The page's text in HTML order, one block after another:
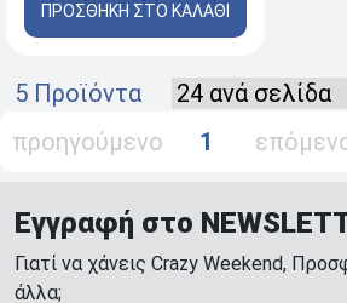
ΠΡΟΣΘΗΚΗ ΣΤΟ ΚΑΛΑΘΙ
5 Προϊόντα
προηγούμενο
1
Εγγραφή στο
Γιατί να χάνεις Crazy Weekend,
άλλα;